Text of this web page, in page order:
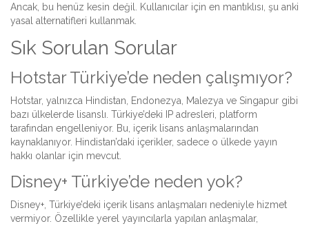
Ancak, bu henüz kesin değil. Kullanıcılar için en mantıklısı, şu anki
yasal alternatifleri kullanmak.
Sık Sorulan Sorular
Hotstar Türkiye’de neden çalışmıyor?
Hotstar, yalnızca Hindistan, Endonezya, Malezya ve Singapur gibi
bazı ülkelerde lisanslı. Türkiye’deki IP adresleri, platform
tarafından engelleniyor. Bu, içerik lisans anlaşmalarından
kaynaklanıyor. Hindistan’daki içerikler, sadece o ülkede yayın
hakkı olanlar için mevcut.
Disney+ Türkiye’de neden yok?
Disney+, Türkiye’deki içerik lisans anlaşmaları nedeniyle hizmet
vermiyor. Özellikle yerel yayıncılarla yapılan anlaşmalar,